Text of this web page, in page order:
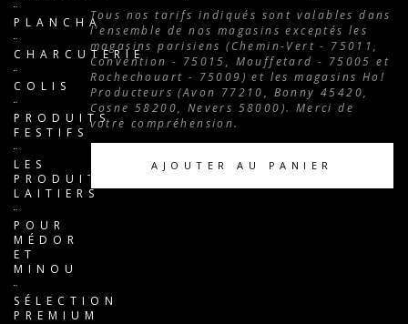
Tous nos tarifs indiqués sont valables dans
l'ensemble de nos magasins exceptés les
magasins parisiens (Chemin-Vert - 75011,
Convention - 75015, Mouffetard - 75005 et
Rochechouart - 75009) et les magasins Ho!
Producteurs (Avon 77210, Bonny 45420,
Cosne 58200, Nevers 58000). Merci de
votre compréhension.
AJOUTER AU PANIER
PLANCHA
CHARCUTERIE
COLIS
PRODUITS
FESTIFS
LES
PRODUITS
LAITIERS
POUR
MÉDOR
ET
MINOU
SÉLECTION
PREMIUM